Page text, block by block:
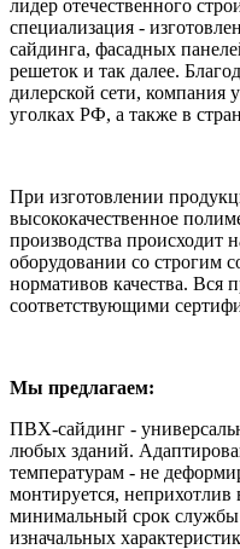
лидер отечественного
специализация -
сайдинга, фасадных
решеток и так далее.
дилерской сети, компания
уголках РФ, а также в
При изготовлении
высококачественное
производства происходит
оборудовании со строгим
нормативов качества. Вся
соответствующими
Мы предлагаем:
ПВХ-сайдинг -
любых зданий.
температурам - не
монтируется, неприхотлив
минимальный срок службы
изначальных